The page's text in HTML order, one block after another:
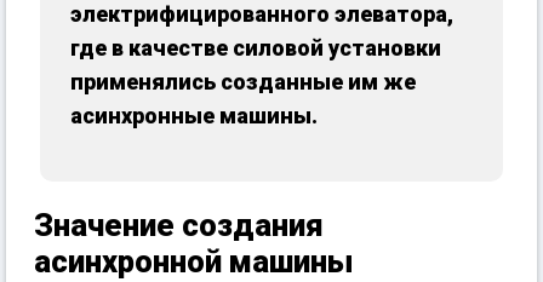
электрифицированного элеватора,
где в качестве силовой установки
применялись созданные им же
асинхронные машины.
Значение создания
асинхронной машины